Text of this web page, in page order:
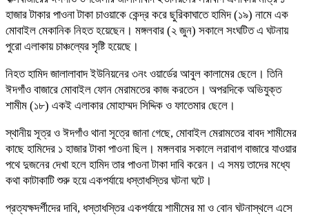
হাজার টাকার পাওনা টাকা চাওয়াকে কেন্দ্র করে ছুরিকাঘাতে হামিদ (১৯) নামে এক
মোবাইল মেকানিক নিহত হয়েছেন। মঙ্গলবার (২ জুন) সকালে সংঘটিত এ ঘটনায়
পুরো এলাকায় চাঞ্চল্যের সৃষ্টি হয়েছে।
নিহত হামিদ জালালাবাদ ইউনিয়নের ৩নং ওয়ার্ডের আবুল কালামের ছেলে। তিনি
ঈদগাঁও বাজারে মোবাইল ফোন মেরামতের কাজ করতেন। অপরদিকে অভিযুক্ত
শামীম (১৮) একই এলাকার মোহাম্মদ সিদ্দিক ও ফাতেমার ছেলে।
স্থানীয় সূত্র ও ঈদগাঁও থানা সূত্রে জানা গেছে, মোবাইল মেরামতের বাবদ শামীমের
কাছে হামিদের ১ হাজার টাকা পাওনা ছিল। মঙ্গলবার সকালে লরাবাগ বাজারে যাওয়ার
পথে দুজনের দেখা হলে হামিদ তার পাওনা টাকা দাবি করেন। এ সময় তাদের মধ্যে
কথা কাটাকাটি শুরু হয়ে একপর্যায়ে ধস্তাধস্তির ঘটনা ঘটে।
প্রত্যক্ষদর্শীদের দাবি, ধস্তাধস্তির একপর্যায়ে শামীমের মা ও বোন ঘটনাস্থলে এসে